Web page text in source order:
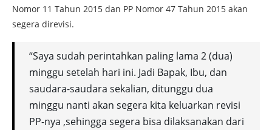
Nomor 11 Tahun 2015 dan PP Nomor 47 Tahun 2015 akan
segera direvisi.
“Saya sudah perintahkan paling lama 2 (dua)
minggu setelah hari ini. Jadi Bapak, Ibu, dan
saudara-saudara sekalian, ditunggu dua
minggu nanti akan segera kita keluarkan revisi
PP-nya ,sehingga segera bisa dilaksanakan dari